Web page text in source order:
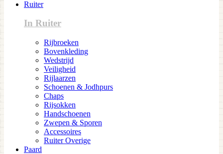
Ruiter
In Ruiter
Rijbroeken
Bovenkleding
Wedstrijd
Veiligheid
Rijlaarzen
Schoenen & Jodhpurs
Chaps
Rijsokken
Handschoenen
Zwepen & Sporen
Accessoires
Ruiter Overige
Paard